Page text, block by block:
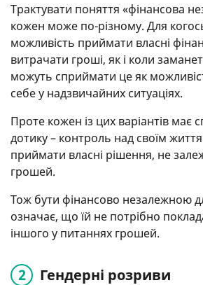
Трактувати поняття «фінансова
кожен може по-різному. Для
можливість приймати власні
витрачати гроші, як і коли
можуть сприймати це як
себе у надзвичайних ситуаціях.
Проте кожен із цих варіантів має
дотику – контроль над своїм
приймати власні рішення, не
грошей.
Тож бути фінансово незалежною
означає, що їй не потрібно
іншого у питаннях грошей.
Гендерні розриви